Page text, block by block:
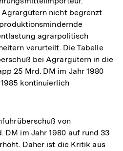
nicht begrenzt
agrarpolitisch
verurteilt. Die Tabelle
bei Agrargütern in die
25 Mrd. DM im Jahr 1980
kontinuierlich
von
DM im Jahr 1980 auf rund 33
Daher ist die Kritik aus